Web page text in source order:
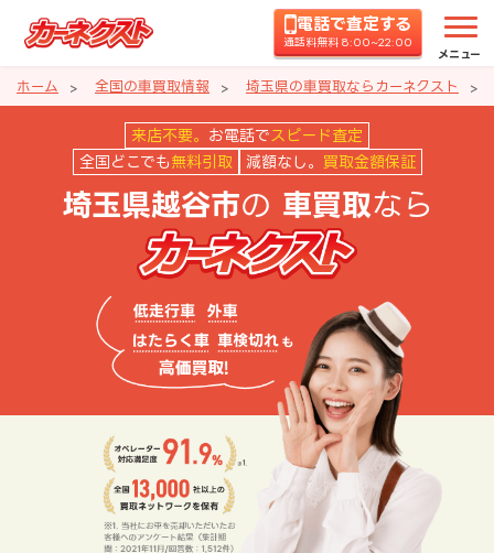
電話で査定する
通話料無料 8:00~22:00
メニュー
ホーム 全国の車買取情報 埼玉県の車買取ならカーネクスト
埼玉県越谷市の車買取ならカー
来店不要。 お電話で スピード査定
全国どこでも 無料引取 減額なし。 買取金額保証
埼玉県越谷市の 車買取なら